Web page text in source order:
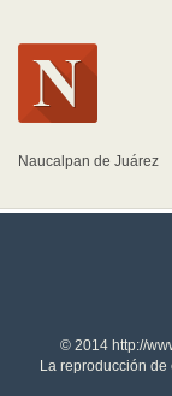
Naucalpan de Juárez
© 2014 http://
La reproducción